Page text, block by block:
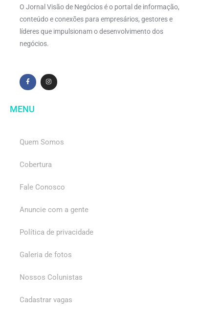
O Jornal Visão de Negócios é o portal de informação,
conteúdo e conexões para empresários, gestores e
líderes que impulsionam o desenvolvimento dos
negócios.
MENU
Quem Somos
Cobertura
Fale Conosco
Anuncie com a gente
Política de privacidade
Galeria de fotos
Nossos Colunistas
Cadastrar vagas